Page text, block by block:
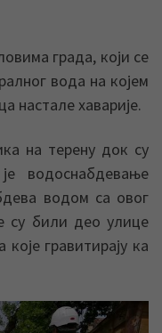
града, који се
вода на којем
настале хаварије.
на терену док су
водоснабдевање
водом са овог
су били део улице
гравитирају ка